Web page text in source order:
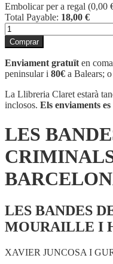
Embolicar per a regal (0,00
Total Payable: 18,00 €
quantitat
de
LES
BANDES
DE
CRIMINALS
REFUGIADES
A
1956)
Comprar
Enviament gratuït en
peninsular i 80€ a Balears;
La Llibreria Claret estarà
inclosos. Els enviaments
LES
LES BANDES
MOURAILLE I
XAVIER JUNCOSA I